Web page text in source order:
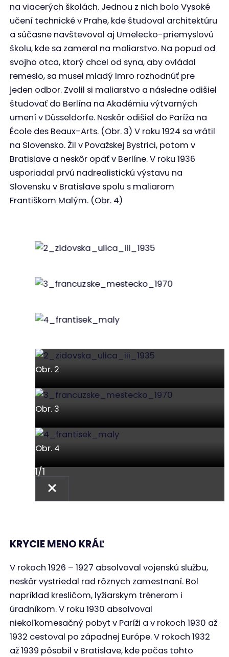
na viacerých školách. Jednou z nich bolo Vysoké
učení technické v Prahe, kde študoval architektúru
a súčasne navštevoval aj Umelecko-priemyslovú
školu, kde sa zameral na maliarstvo. Na popud od
svojho otca, ktorý chcel od syna, aby ovládal
remeslo, sa musel mladý Imro rozhodnúť pre
jeden odbor. Zvolil si maliarstvo a následne odišiel
študovať do Berlína na Akadémiu výtvarných
umení v Düsseldorfe. Neskôr odišiel do Paríža na
École des Beaux-Arts. (Obr. 3) V roku 1924 sa vrátil
na Slovensko. Žil v Považskej Bystrici, potom v
Bratislave a neskôr opäť v Berlíne. V roku 1936
usporiadal prvú nadrealistickú výstavu na
Slovensku v Bratislave spolu s maliarom
Františkom Malým. (Obr. 4)
Obr. 2
Obr. 3
Obr. 4
1/1
KRYCIE MENO KRÁĽ
V rokoch 1926 – 1927 absolvoval vojenskú službu,
neskôr vystriedal rad rôznych zamestnaní. Bol
napríklad kresličom, lyžiarskym trénerom i
úradníkom. V roku 1930 absolvoval
niekoľkomesačný pobyt v Paríži a v rokoch 1930 až
1932 cestoval po západnej Európe. V rokoch 1932
až 1939 pôsobil v Bratislave, kde počas tohto